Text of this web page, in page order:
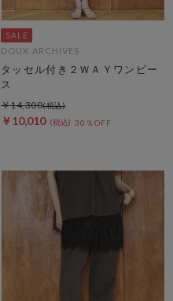
DOUX ARCHIVES
タッセル付き２ＷＡＹワンピー
ス
￥10,010 30％OFF
￥14,300